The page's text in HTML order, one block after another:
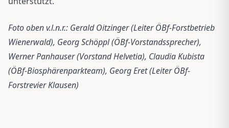
Foto oben v.l.n.r.: Gerald Oitzinger (Leiter ÖBf-Forstbetrieb
Wienerwald), Georg Schöppl (ÖBf-Vorstandssprecher),
Werner Panhauser (Vorstand Helvetia), Claudia Kubista
(ÖBf-Biosphärenparkteam), Georg Eret (Leiter ÖBf-
Forstrevier Klausen)